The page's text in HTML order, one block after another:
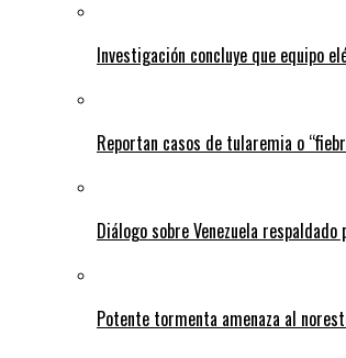
Investigación concluye que equipo
Reportan casos de tularemia o
Diálogo sobre Venezuela
Potente tormenta amenaza al